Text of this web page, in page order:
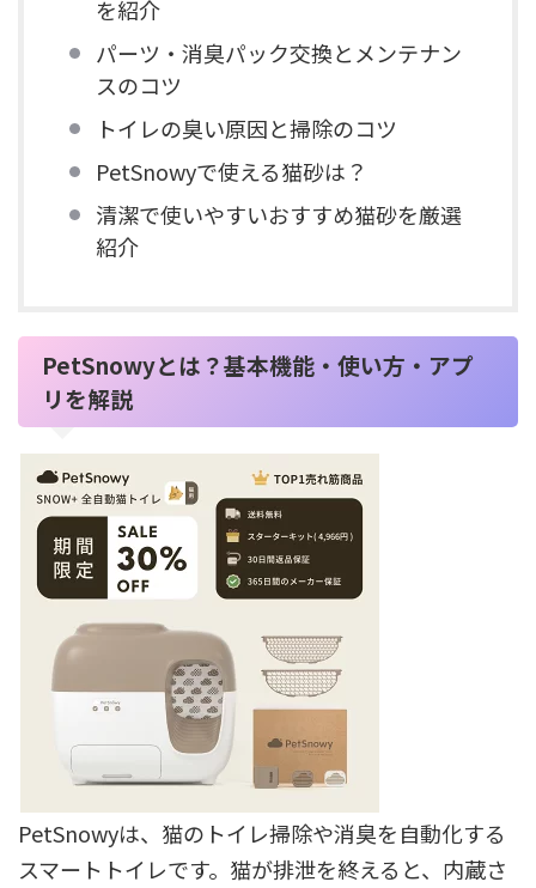
を紹介
パーツ・消臭パック交換とメンテナン
スのコツ
トイレの臭い原因と掃除のコツ
PetSnowyで使える猫砂は？
清潔で使いやすいおすすめ猫砂を厳選
紹介
PetSnowyとは？基本機能・使い方・アプ
リを解説
PetSnowyは、猫のトイレ掃除や消臭を自動化する
スマートトイレです。猫が排泄を終えると、内蔵さ